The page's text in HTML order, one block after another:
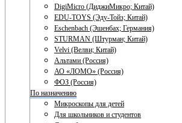
DigiMicro (ДиджиМикро; Китай)
EDU-TOYS (Эду-Тойз; Китай)
Eschenbach (Эшенбах; Германия)
STURMAN (Штурман; Китай)
Velvi (Велви; Китай)
Альтами (Россия)
АО «ЛОМО» (Россия)
ФОЗ (Россия)
По назначению
Микроскопы для детей
Для школьников и студентов